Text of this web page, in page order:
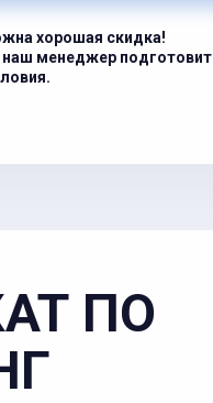
хорошая скидка!
наш менеджер подготовит
ПО